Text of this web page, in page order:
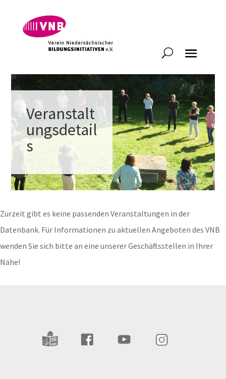
Veranstalt
ungsdetail
s
Zurzeit gibt es keine passenden Veranstaltungen in der
Datenbank. Für Informationen zu aktuellen Angeboten des VNB
wenden Sie sich bitte an eine unserer Geschäftsstellen in Ihrer
Nähe!